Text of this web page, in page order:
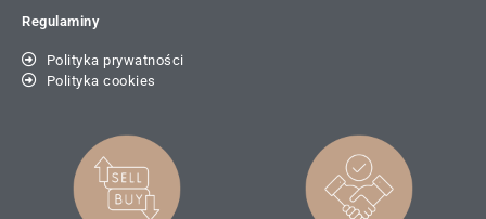
Regulaminy
Polityka prywatności
Polityka cookies